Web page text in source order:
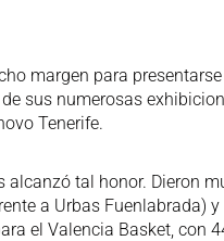
margen para
sus numerosas
Tenerife.
alcanzó tal honor. Dieron
a Urbas Fuenlabrada)
el Valencia Basket, con